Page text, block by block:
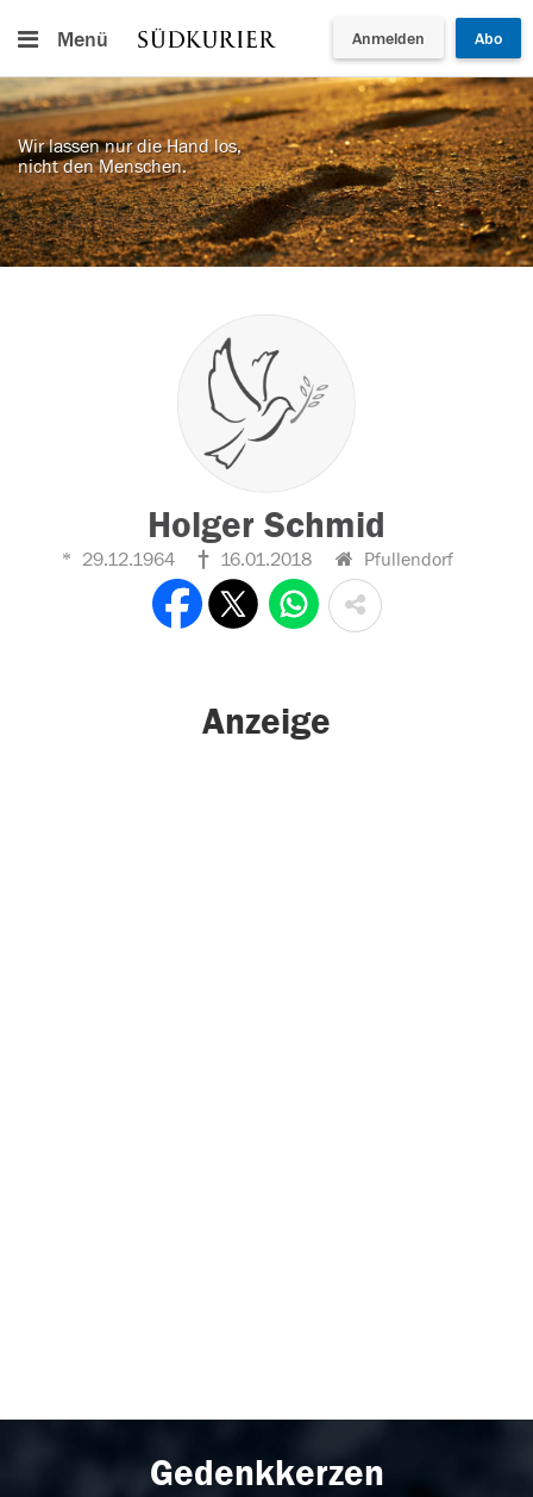
Menü Anmelden Abo
Wir lassen nur die Hand los,
nicht den Menschen.
Holger Schmid
29.12.1964 16.01.2018 Pfullendorf
Anzeige
Gedenkkerzen